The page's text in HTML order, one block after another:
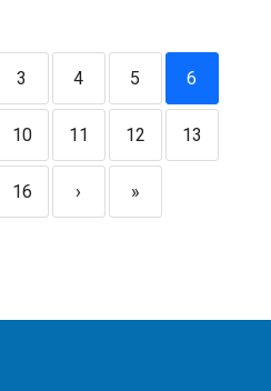
3 4 5 6
10 11 12 13
16 › »